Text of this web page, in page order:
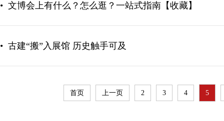
• 文博会上有什么？怎么逛？一站式指南【收藏】
• 古建“搬”入展馆 历史触手可及
首页 上一页 2 3 4 5